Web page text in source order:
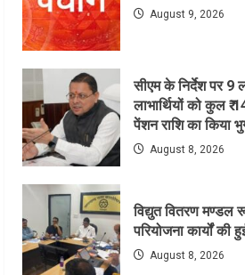
August 9, 2026
सीएम के निर्देश पर
लाभार्थियों को कुल
पेंशन राशि का किया
August 8, 2026
विद्युत वितरण
परियोजना कार्यों की
August 8, 2026